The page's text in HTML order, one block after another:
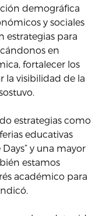
demográfica
y sociales
estrategias para
en
fortalecer los
la visibilidad de la
estrategias como
educativas
Days” y una mayor
estamos
académico para